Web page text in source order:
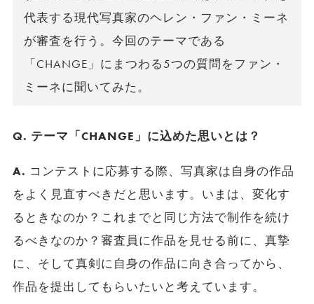
代表する現代写真家のヘレン・ファン・ミーネ
が審査を行う。今回のテーマである
「CHANGE」にまつわる5つの質問をファン・
ミーネに聞いてみた。
Q. テーマ「CHANGE」に込めた思いとは？
A. コンテストに応募する際、写真家は自身の作品
をよく見直すべきだと思います。いまは、変化す
るときなのか？これまでと同じ方法で制作を続け
るべきなのか？審査員に作品を見せる前に、真摯
に、そして真剣に自身の作品に向き合ってから、
作品を提出してもらいたいと考えています。